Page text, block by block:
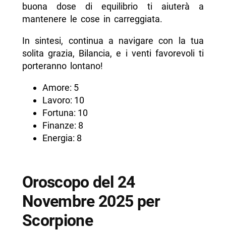
buona dose di equilibrio ti aiuterà a
mantenere le cose in carreggiata.
In sintesi, continua a navigare con la tua
solita grazia, Bilancia, e i venti favorevoli ti
porteranno lontano!
Amore: 5
Lavoro: 10
Fortuna: 10
Finanze: 8
Energia: 8
Oroscopo del 24
Novembre 2025 per
Scorpione